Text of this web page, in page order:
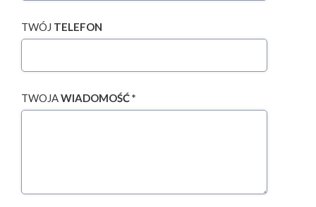
TWÓJ TELEFON
TWOJAWIADOMOŚĆ *